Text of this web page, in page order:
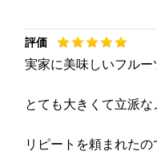
実家に美味しいフルー
とても大きくて立派
リピートを頼まれた